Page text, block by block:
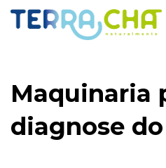
Maquinaria
diagnose